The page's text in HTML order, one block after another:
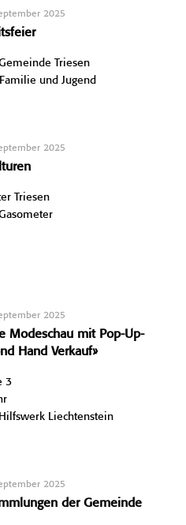
2025
Triesen
und Jugend
2025
Triesen
2025
Modeschau mit Pop-Up-
Hand Verkauf»
3
Liechtenstein
2025
der Gemeinde